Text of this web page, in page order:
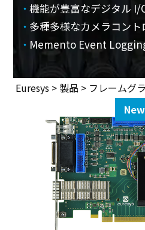
機能が豊富なデジタル I/
多種多様なカメラコン
Memento Event
Euresys > 製品 > フレームグ
New